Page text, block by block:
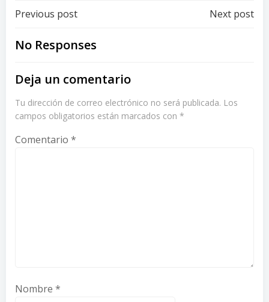
Post
navigation
Previous post Next post
No Responses
Deja un comentario
Tu dirección de correo electrónico no será publicada. Los
campos obligatorios están marcados con *
Comentario *
Nombre *